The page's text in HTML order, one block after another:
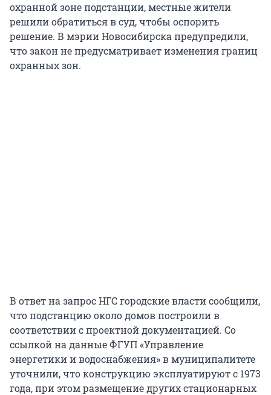
охранной зоне подстанции, местные жители
решили обратиться в суд, чтобы оспорить
решение. В мэрии Новосибирска предупредили,
что закон не предусматривает изменения границ
охранных зон.
В ответ на запрос НГС городские власти сообщили,
что подстанцию около домов построили в
соответствии с проектной документацией. Со
ссылкой на данные ФГУП «Управление
энергетики и водоснабжения» в муниципалитете
уточнили, что конструкцию эксплуатируют с 1973
года, при этом размещение других стационарных